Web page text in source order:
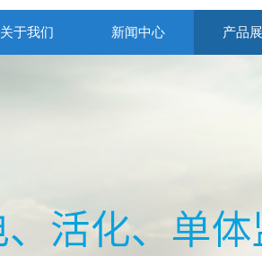
关于我们 新闻中心 产品